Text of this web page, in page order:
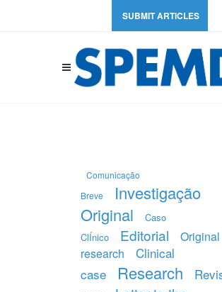
SUBMIT ARTICLES
Comunicação
Breve
Investigação
Original
Caso
ClÍnico
Editorial
Original
research
Clinical
case
Research